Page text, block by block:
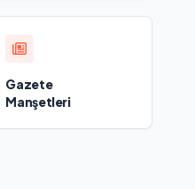
Gazete
Manşetleri